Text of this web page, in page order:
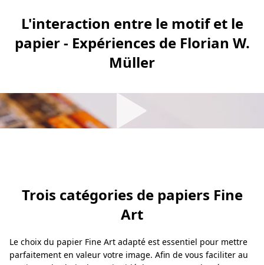
L'interaction entre le motif et le
papier - Expériences de Florian W.
Müller
Trois catégories de papiers Fine
Art
Le choix du papier Fine Art adapté est essentiel pour mettre
parfaitement en valeur votre image. Afin de vous faciliter au